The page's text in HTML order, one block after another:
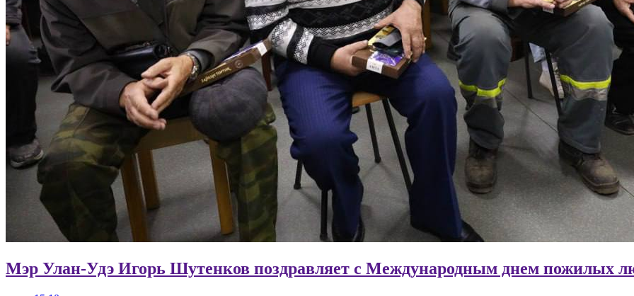
Мэр Улан-Удэ Игорь Шутенков поздравляет с Международным днем пожилых